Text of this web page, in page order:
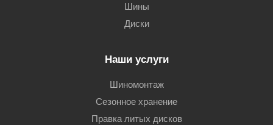
Шины
Диски
Наши услуги
Шиномонтаж
Сезонное хранение
Правка литых дисков